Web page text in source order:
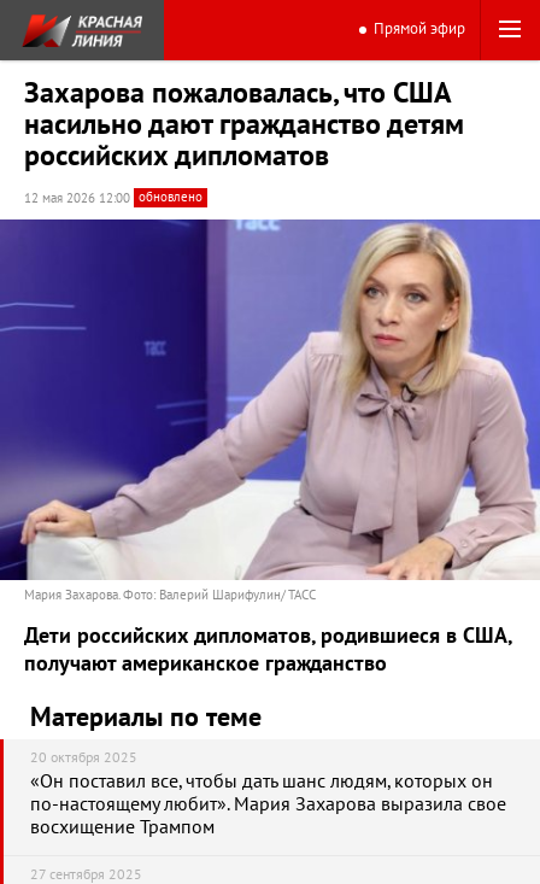
Прямой эфир
Захарова пожаловалась, что США
насильно дают гражданство детям
российских дипломатов
12 мая 2026 12:00 обновлено
Мария Захарова. Фото: Валерий Шарифулин/ ТАСС
Дети российских дипломатов, родившиеся в США,
получают американское гражданство
Материалы по теме
20 октября 2025
«Он поставил все, чтобы дать шанс людям, которых он
по-настоящему любит». Мария Захарова выразила свое
восхищение Трампом
27 сентября 2025